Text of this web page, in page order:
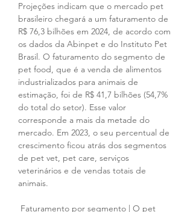
Projeções indicam que o mercado pet
brasileiro chegará a um faturamento de
R$ 76,3 bilhões em 2024, de acordo com
os dados da Abinpet e do Instituto Pet
Brasil. O faturamento do segmento de
pet food, que é a venda de alimentos
industrializados para animais de
estimação, foi de R$ 41,7 bilhões (54,7%
do total do setor). Esse valor
corresponde a mais da metade do
mercado. Em 2023, o seu percentual de
crescimento ficou atrás dos segmentos
de pet vet, pet care, serviços
veterinários e de vendas totais de
animais.